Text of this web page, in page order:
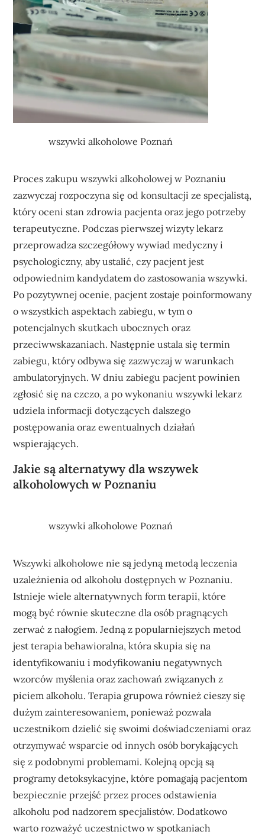
wszywki alkoholowe Poznań
Proces zakupu wszywki alkoholowej w Poznaniu
zazwyczaj rozpoczyna się od konsultacji ze specjalistą,
który oceni stan zdrowia pacjenta oraz jego potrzeby
terapeutyczne. Podczas pierwszej wizyty lekarz
przeprowadza szczegółowy wywiad medyczny i
psychologiczny, aby ustalić, czy pacjent jest
odpowiednim kandydatem do zastosowania wszywki.
Po pozytywnej ocenie, pacjent zostaje poinformowany
o wszystkich aspektach zabiegu, w tym o
potencjalnych skutkach ubocznych oraz
przeciwwskazaniach. Następnie ustala się termin
zabiegu, który odbywa się zazwyczaj w warunkach
ambulatoryjnych. W dniu zabiegu pacjent powinien
zgłosić się na czczo, a po wykonaniu wszywki lekarz
udziela informacji dotyczących dalszego
postępowania oraz ewentualnych działań
wspierających.
Jakie są alternatywy dla wszywek
alkoholowych w Poznaniu
wszywki alkoholowe Poznań
Wszywki alkoholowe nie są jedyną metodą leczenia
uzależnienia od alkoholu dostępnych w Poznaniu.
Istnieje wiele alternatywnych form terapii, które
mogą być równie skuteczne dla osób pragnących
zerwać z nałogiem. Jedną z popularniejszych metod
jest terapia behawioralna, która skupia się na
identyfikowaniu i modyfikowaniu negatywnych
wzorców myślenia oraz zachowań związanych z
piciem alkoholu. Terapia grupowa również cieszy się
dużym zainteresowaniem, ponieważ pozwala
uczestnikom dzielić się swoimi doświadczeniami oraz
otrzymywać wsparcie od innych osób borykających
się z podobnymi problemami. Kolejną opcją są
programy detoksykacyjne, które pomagają pacjentom
bezpiecznie przejść przez proces odstawienia
alkoholu pod nadzorem specjalistów. Dodatkowo
warto rozważyć uczestnictwo w spotkaniach